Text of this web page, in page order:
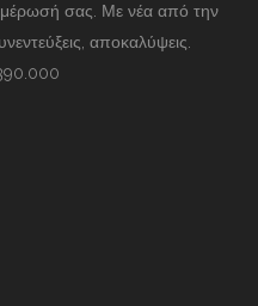
σας. Με νέα από την
αποκαλύψεις.